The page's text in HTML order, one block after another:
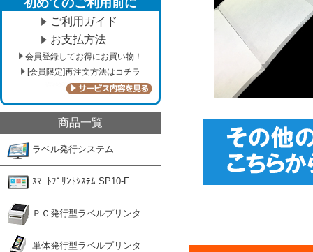
ご利用ガイド
お支払方法
会員登録してお得にお買い物！
[会員限定]再注文方法はコチラ
商品一覧
ラベル発行システム
ｽﾏｰﾄﾌﾟﾘﾝﾄｼｽﾃﾑ SP10-F
ＰＣ発行型ラベルプリンタ
単体発行型ラベルプリンタ